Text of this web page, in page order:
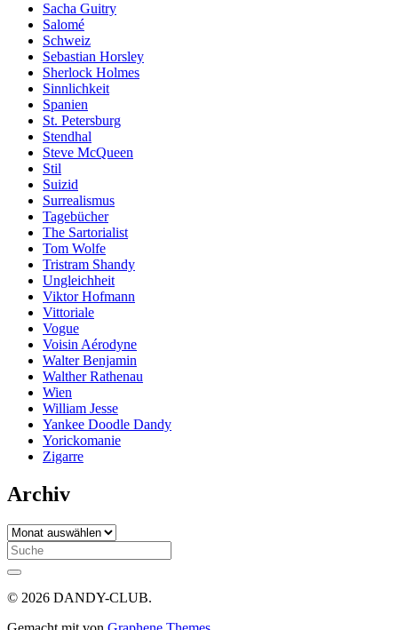
Sacha Guitry
Salomé
Schweiz
Sebastian Horsley
Sherlock Holmes
Sinnlichkeit
Spanien
St. Petersburg
Stendhal
Steve McQueen
Stil
Suizid
Surrealismus
Tagebücher
The Sartorialist
Tom Wolfe
Tristram Shandy
Ungleichheit
Viktor Hofmann
Vittoriale
Vogue
Voisin Aérodyne
Walter Benjamin
Walther Rathenau
Wien
William Jesse
Yankee Doodle Dandy
Yorickomanie
Zigarre
Archiv
Archiv
Search
for:
© 2026 DANDY-CLUB.